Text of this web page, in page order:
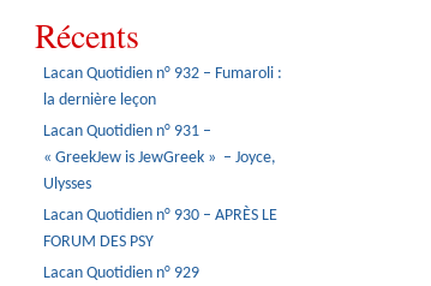
Récents
Lacan Quotidien n° 932 – Fumaroli :
la dernière leçon
Lacan Quotidien n° 931 –
« GreekJew is JewGreek » – Joyce,
Ulysses
Lacan Quotidien n° 930 – APRÈS LE
FORUM DES PSY
Lacan Quotidien n° 929